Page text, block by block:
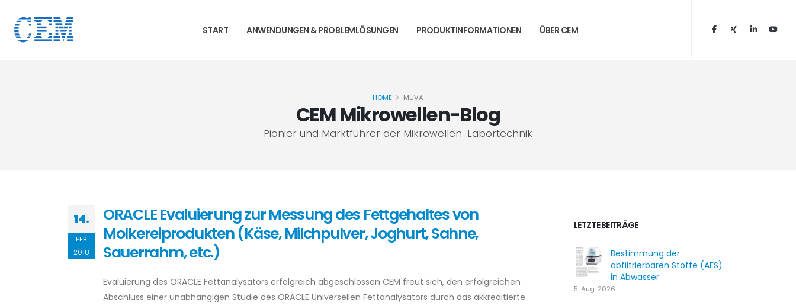
START ANWENDUNGEN & PROBLEMLÖSUNGEN PRODUKTINFORMATIONEN ÜBER CEM
CEM Mikrowellen-Blog
Pionier und Marktführer der Mikrowellen-Labortechnik
HOME MUVA
LETZTE BEITRÄGE
Bestimmung der
abfiltrierbaren Stoffe (AFS)
in Abwasser
5. Aug. 2026
14.
FEB.
2018
ORACLE Evaluierung zur Messung des Fettgehaltes von
Molkereiprodukten (Käse, Milchpulver, Joghurt, Sahne,
Sauerrahm, etc.)
Evaluierung des ORACLE Fettanalysators erfolgreich abgeschlossen CEM freut sich, den erfolgreichen
Abschluss einer unabhängigen Studie des ORACLE Universellen Fettanalysators durch das akkreditierte